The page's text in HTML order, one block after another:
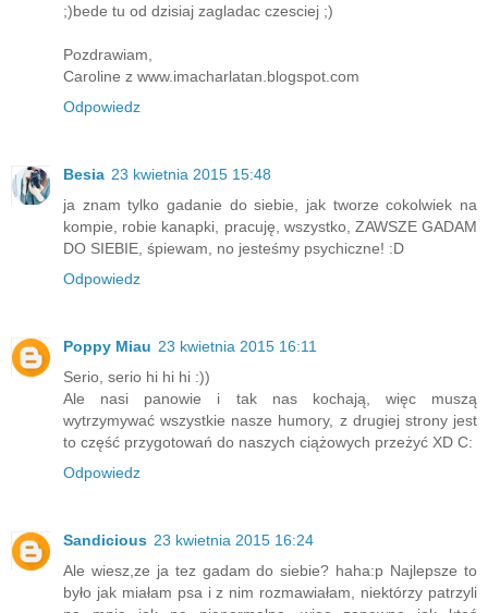
;)bede tu od dzisiaj zagladac czesciej ;)
Pozdrawiam,
Caroline z www.imacharlatan.blogspot.com
Odpowiedz
Besia 23 kwietnia 2015 15:48
ja znam tylko gadanie do siebie, jak tworze cokolwiek na
kompie, robie kanapki, pracuję, wszystko, ZAWSZE GADAM
DO SIEBIE, śpiewam, no jesteśmy psychiczne! :D
Odpowiedz
Poppy Miau 23 kwietnia 2015 16:11
Serio, serio hi hi hi :))
Ale nasi panowie i tak nas kochają, więc muszą
wytrzymywać wszystkie nasze humory, z drugiej strony jest
to część przygotowań do naszych ciążowych przeżyć XD C:
Odpowiedz
Sandicious 23 kwietnia 2015 16:24
Ale wiesz,ze ja tez gadam do siebie? haha:p Najlepsze to
było jak miałam psa i z nim rozmawiałam, niektórzy patrzyli